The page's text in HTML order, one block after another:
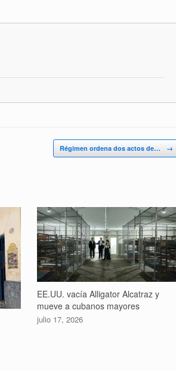
Régimen ordena dos actos de… →
EE.UU. vacía Alligator Alcatraz y
mueve a cubanos mayores
julio 17, 2026